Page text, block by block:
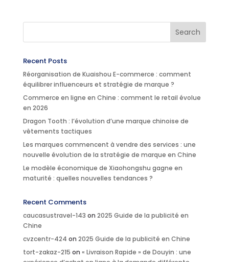
Recent Posts
Réorganisation de Kuaishou E-commerce : comment
équilibrer influenceurs et stratégie de marque ?
Commerce en ligne en Chine : comment le retail évolue
en 2026
Dragon Tooth : l’évolution d’une marque chinoise de
vêtements tactiques
Les marques commencent à vendre des services : une
nouvelle évolution de la stratégie de marque en Chine
Le modèle économique de Xiaohongshu gagne en
maturité : quelles nouvelles tendances ?
Recent Comments
caucasustravel-143 on 2025 Guide de la publicité en
Chine
cvzcentr-424 on 2025 Guide de la publicité en Chine
tort-zakaz-215 on « Livraison Rapide » de Douyin : une